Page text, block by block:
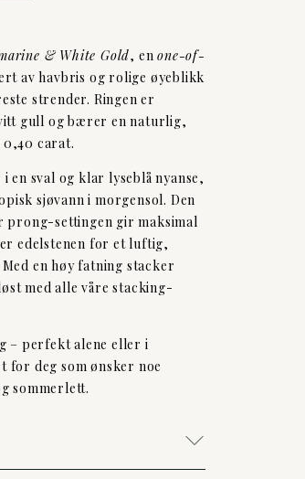
& White Gold, enone-of-
av havbris og rolige øyeblikk
strender. Ringen er
gull og bærer en naturlig,
0,40 carat.
en sval og klar lyseblå nyanse,
sjøvann i morgensol. Den
prong-settingen gir maksimal
edelstenen for et luftig,
en høy fatning stacker
med alle våre stacking-
– perfekt alene eller i
for deg som ønsker noe
sommerlett.